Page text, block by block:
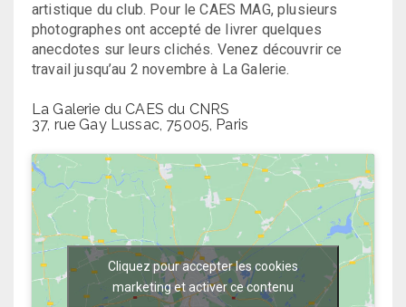
artistique du club. Pour le CAES MAG, plusieurs
photographes ont accepté de livrer quelques
anecdotes sur leurs clichés. Venez découvrir ce
travail jusqu’au 2 novembre à La Galerie.
La Galerie du CAES du CNRS
37, rue Gay Lussac, 75005, Paris
Cliquez pour accepter les cookies
marketing et activer ce contenu